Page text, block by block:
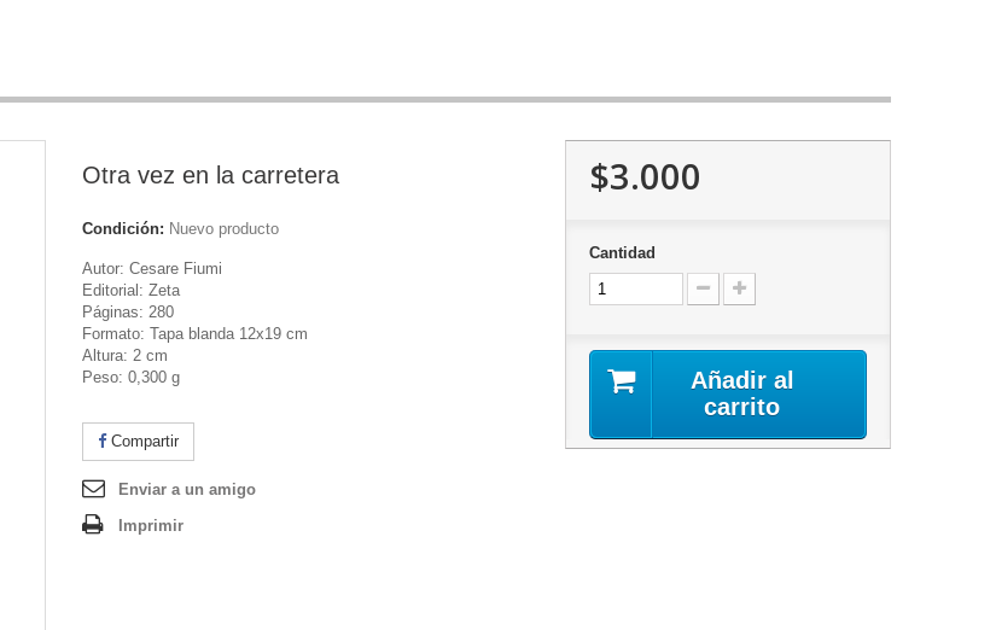
Otra vez en la carretera
Condición: Nuevo producto
Autor: Cesare Fiumi
Editorial: Zeta
Páginas: 280
Formato: Tapa blanda 12x19 cm
Altura: 2 cm
Peso: 0,300 g
Compartir
Enviar a un amigo
Imprimir
$3.000
Cantidad
Añadir al
carrito